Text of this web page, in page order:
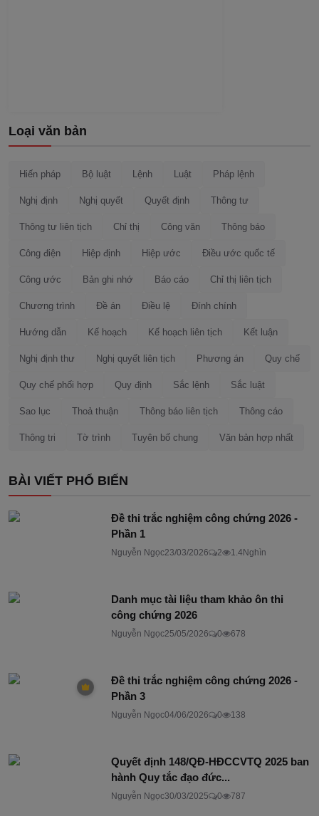
Loại văn bản
Hiến pháp Bộ luật Lệnh Luật Pháp lệnh
Nghị định Nghị quyết Quyết định Thông tư
Thông tư liên tịch Chỉ thị Công văn Thông báo
Công điện Hiệp định Hiệp ước Điều ước quốc tế
Công ước Bản ghi nhớ Báo cáo Chỉ thị liên tịch
Chương trình Đề án Điều lệ Đính chính
Hướng dẫn Kế hoạch Kế hoạch liên tịch Kết luận
Nghị định thư Nghị quyết liên tịch Phương án Quy chế
Quy chế phối hợp Quy định Sắc lệnh Sắc luật
Sao lục Thoả thuận Thông báo liên tịch Thông cáo
Thông tri Tờ trình Tuyên bố chung Văn bản hợp nhất
BÀI VIẾT PHỔ BIẾN
Đề thi trắc nghiệm công chứng 2026 -
Phần 1
Nguyễn Ngọc23/03/2026 2 1.4Nghìn
Danh mục tài liệu tham khảo ôn thi
công chứng 2026
Nguyễn Ngọc25/05/2026 0 678
Đề thi trắc nghiệm công chứng 2026 -
Phần 3
Nguyễn Ngọc04/06/2026 0 138
Quyết định 148/QĐ-HĐCCVTQ 2025 ban
hành Quy tắc đạo đức...
Nguyễn Ngọc30/03/2025 0 787